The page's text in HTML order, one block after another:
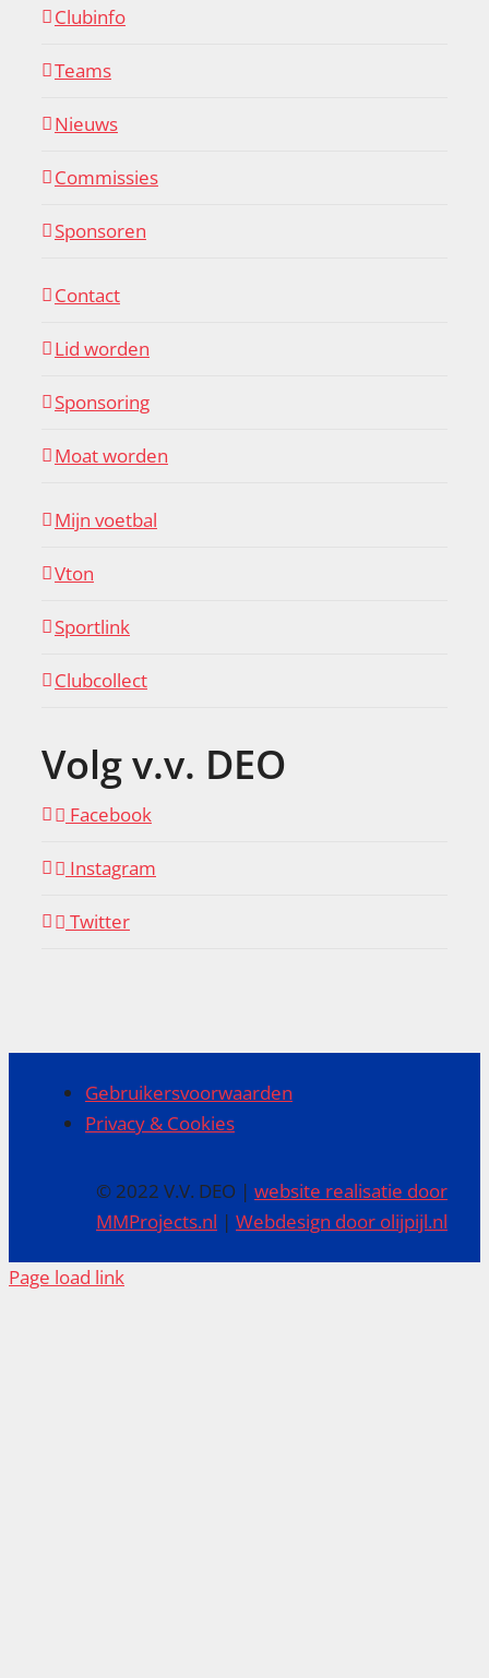
Clubinfo
Teams
Nieuws
Commissies
Sponsoren
Contact
Lid worden
Sponsoring
Moat worden
Mijn voetbal
Vton
Sportlink
Clubcollect
Volg v.v. DEO
Facebook
Instagram
Twitter
Gebruikersvoorwaarden
Privacy & Cookies
© 2022 V.V. DEO |website realisatie door
MMProjects.nl |Webdesign door olijpijl.nl
Page load link